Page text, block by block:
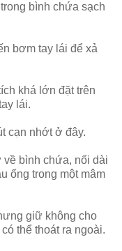
bình chứa sạch
bơm tay lái để xả
khá lớn đặt trên
lái.
cạn nhớt ở đây.
bình chứa, nối dài
ống trong một mâm
giữ không cho
thể thoát ra ngoài.